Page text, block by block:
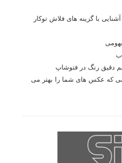
با گزینه های فلاش توکار
که عکس های شما را بهتر می